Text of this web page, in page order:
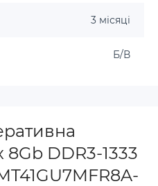
3 місяці
Б/В
DDR3-1333